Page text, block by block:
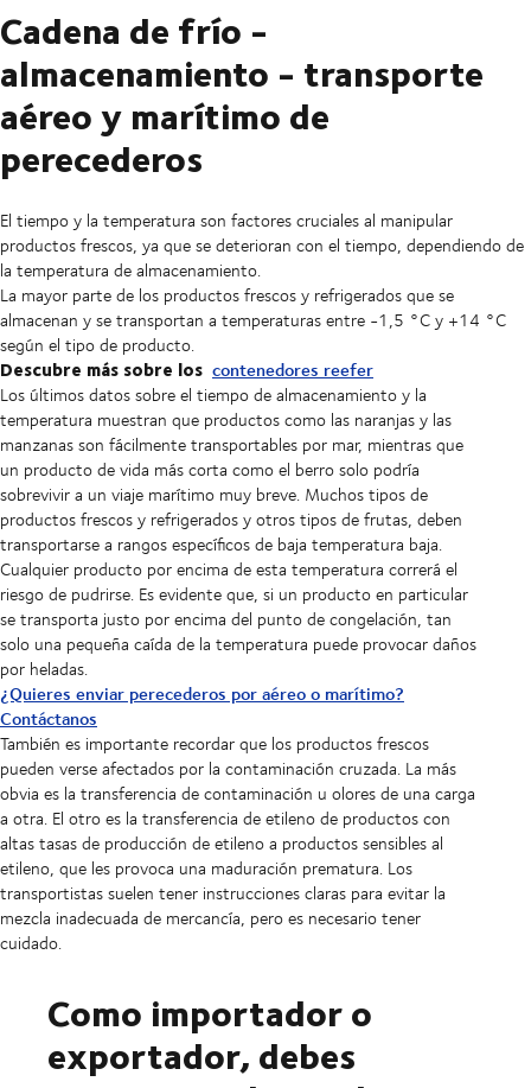
Cadena de frío -
almacenamiento - transporte
aéreo y marítimo de
perecederos
El tiempo y la temperatura son factores cruciales al manipular
productos frescos, ya que se deterioran con el tiempo, dependiendo de
la temperatura de almacenamiento.
La mayor parte de los productos frescos y refrigerados que se
almacenan y se transportan a temperaturas entre -1,5 °C y +14 °C
según el tipo de producto.
Descubre más sobre los contenedores reefer
Los últimos datos sobre el tiempo de almacenamiento y la
temperatura muestran que productos como las naranjas y las
manzanas son fácilmente transportables por mar, mientras que
un producto de vida más corta como el berro solo podría
sobrevivir a un viaje marítimo muy breve. Muchos tipos de
productos frescos y refrigerados y otros tipos de frutas, deben
transportarse a rangos específicos de baja temperatura baja.
Cualquier producto por encima de esta temperatura correrá el
riesgo de pudrirse. Es evidente que, si un producto en particular
se transporta justo por encima del punto de congelación, tan
solo una pequeña caída de la temperatura puede provocar daños
por heladas.
¿Quieres enviar perecederos por aéreo o marítimo?
Contáctanos
También es importante recordar que los productos frescos
pueden verse afectados por la contaminación cruzada. La más
obvia es la transferencia de contaminación u olores de una carga
a otra. El otro es la transferencia de etileno de productos con
altas tasas de producción de etileno a productos sensibles al
etileno, que les provoca una maduración prematura. Los
transportistas suelen tener instrucciones claras para evitar la
mezcla inadecuada de mercancía, pero es necesario tener
cuidado.
Como importador o
exportador, debes